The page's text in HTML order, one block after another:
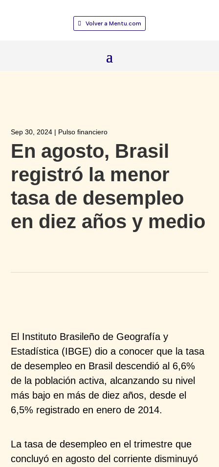
Volver a Mentu.com
Sep 30, 2024 | Pulso financiero
En agosto, Brasil
registró la menor
tasa de desempleo
en diez años y medio​
El Instituto Brasileño de Geografía y
Estadística (IBGE) dio a conocer que la tasa
de desempleo en Brasil descendió al 6,6%
de la población activa, alcanzando su nivel
más bajo en más de diez años, desde el
6,5% registrado en enero de 2014.​
La tasa de desempleo en el trimestre que
concluyó en agosto del corriente disminuyó